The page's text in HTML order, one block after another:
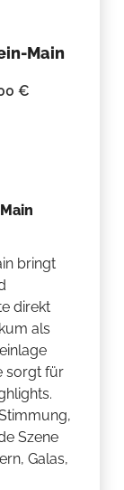
Main
€
bringt
direkt
als
sorgt für
Szene
Galas,